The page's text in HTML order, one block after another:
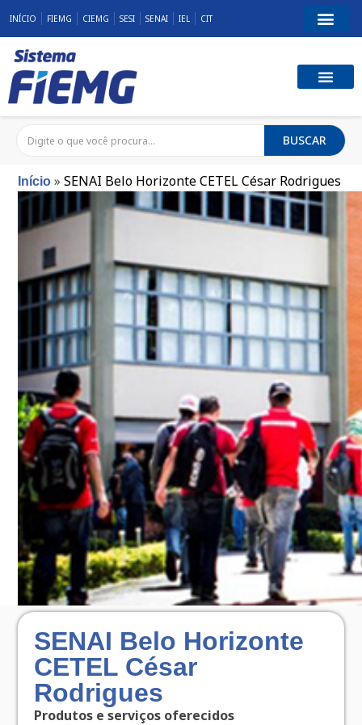
INÍCIO FIEMG CIEMG SESI SENAI IEL CIT
BUSCAR
Início »SENAI Belo Horizonte CETEL César Rodrigues
SENAI Belo Horizonte
CETEL César
Rodrigues
Produtos e serviços oferecidos